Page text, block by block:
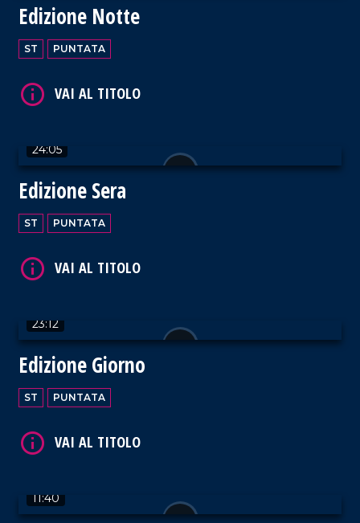
Edizione Notte
ST PUNTATA
24:05
Edizione Sera
ST PUNTATA
23:12
Edizione Giorno
ST PUNTATA
11:40
VAI AL TITOLO
VAI AL TITOLO